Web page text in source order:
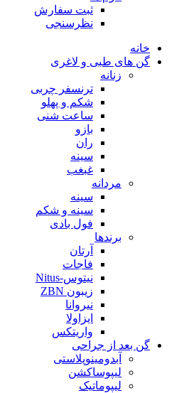
ثبت سفارش
نظرسنجی
خانه
گن های طبی و لاغری
زنانه
ترنسفر چربی
شکم و پهلو
ساعت شنی
بازو
ران
سینه
غبغب
مردانه
سینه
سینه و شکم
فول بادی
برندها
آرتان
فاجات
نیتوس-Nitus
زیبون ZBN
نیروانا
ایزاولا
واریتکس
گن بعد از جراحی
آبدومینوپلاستی
لیپوساکشن
لیپوماتیک